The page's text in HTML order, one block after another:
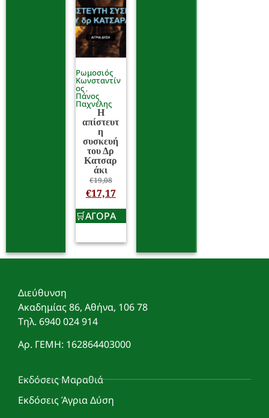
Ρωμοσιός
Κωνσταντίν
ος
Πάνος
Παχνέλης
Η
απίστευτ
η
συσκευή
του Δρ
Κατσαρ
άκι
€19,08
€17,17
ΑΓΟΡΑ
Διεύθυνση
Ακαδημίας 86, Αθήνα, 106 78
Τηλ. 6940 024 914
Αρ. ΓΕΜΗ: 162864403000
Εκδόσεις Μαραθιά
Εκδόσεις Άγρια Δύση